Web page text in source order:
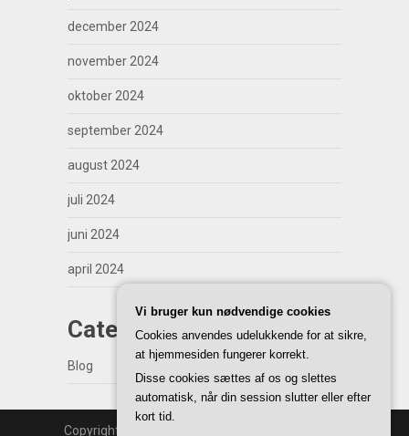
december 2024
november 2024
oktober 2024
september 2024
august 2024
juli 2024
juni 2024
april 2024
Categories
Blog
Copyright | WordPress Theme by
Vi bruger kun nødvendige cookies
Cookies anvendes udelukkende for at sikre,
at hjemmesiden fungerer korrekt.
Disse cookies sættes af os og slettes
automatisk, når din session slutter eller efter
kort tid.